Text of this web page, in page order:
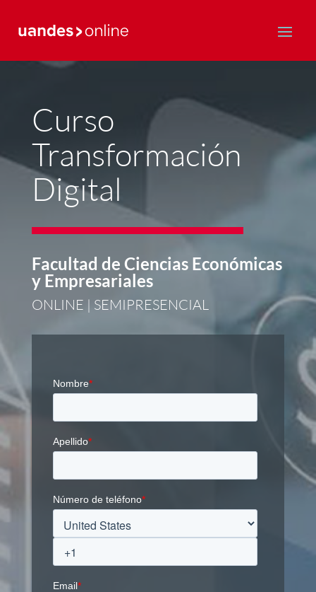
Postgrado y Educación Continua
Curso
Transformación
Digital
Facultad de Ciencias Económicas
y Empresariales
ONLINE | SEMIPRESENCIAL